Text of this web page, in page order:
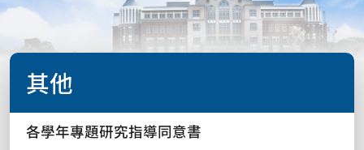
其他
各學年專題研究指導同意書